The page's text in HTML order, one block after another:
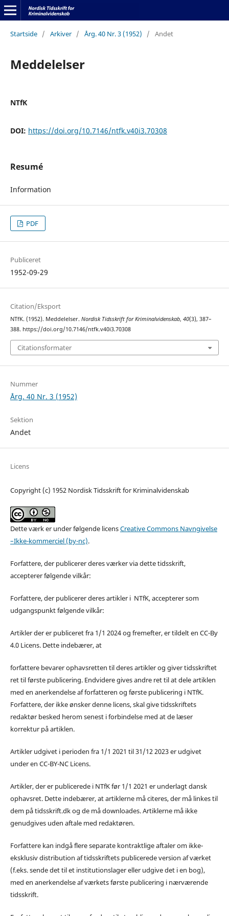
Startside / Arkiver / Årg. 40 Nr. 3 (1952) / Andet
Meddelelser
NTfK
DOI: https://doi.org/10.7146/ntfk.v40i3.70308
Resumé
Information
PDF
Publiceret
1952-09-29
Citation/Eksport
NTfK. (1952). Meddelelser. Nordisk Tidsskrift for Kriminalvidenskab, 40(3), 387–
388. https://doi.org/10.7146/ntfk.v40i3.70308
Citationsformater
Nummer
Årg. 40 Nr. 3 (1952)
Sektion
Andet
Licens
Copyright (c) 1952 Nordisk Tidsskrift for Kriminalvidenskab
Dette værk er under følgende licensCreative Commons Navngivelse
–Ikke-kommerciel (by-nc).
Forfattere, der publicerer deres værker via dette tidsskrift,
accepterer følgende vilkår:
Forfattere, der publicerer deres artikler i NTfK, accepterer som
udgangspunkt følgende vilkår:
Artikler der er publiceret fra 1/1 2024 og fremefter, er tildelt en CC-By
4.0 Licens. Dette indebærer, at
forfattere bevarer ophavsretten til deres artikler og giver tidsskriftet
ret til første publicering. Endvidere gives andre ret til at dele artiklen
med en anerkendelse af forfatteren og første publicering i NTfK.
Forfattere, der ikke ønsker denne licens, skal give tidsskriftets
redaktør besked herom senest i forbindelse med at de læser
korrektur på artiklen.
Artikler udgivet i perioden fra 1/1 2021 til 31/12 2023 er udgivet
under en CC-BY-NC Licens.
Artikler, der er publicerede i NTfK før 1/1 2021 er underlagt dansk
ophavsret. Dette indebærer, at artiklerne må citeres, der må linkes til
dem på tidsskrift.dk og de må downloades. Artiklerne må ikke
genudgives uden aftale med redaktøren.
Forfattere kan indgå flere separate kontraktlige aftaler om ikke-
eksklusiv distribution af tidsskriftets publicerede version af værket
(f.eks. sende det til et institutionslager eller udgive det i en bog),
med en anerkendelse af værkets første publicering i nærværende
tidsskrift.